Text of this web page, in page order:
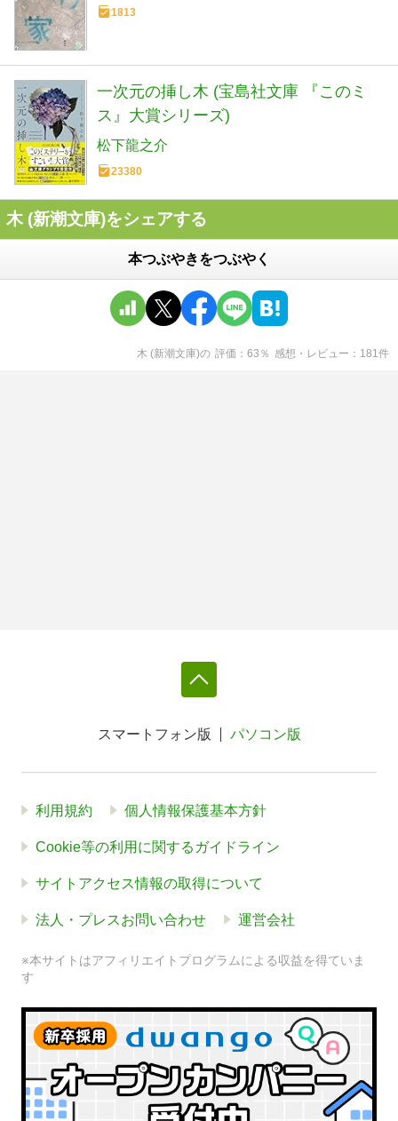
1813
一次元の挿し木 (宝島社文庫 『このミ
ス』大賞シリーズ)
松下龍之介
23380
木 (新潮文庫)をシェアする
本つぶやきをつぶやく
木 (新潮文庫)の 評価 63 ％ 感想・レビュー 181 件
スマートフォン版 パソコン版
利用規約 個人情報保護基本方針
Cookie等の利用に関するガイドライン
サイトアクセス情報の取得について
法人・プレスお問い合わせ 運営会社
※本サイトはアフィリエイトプログラムによる収益を得ていま
す